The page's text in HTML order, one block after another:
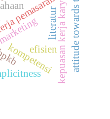
kompetensi
pemasarankepuasan kerja karyawan
efisien attitude towards the ads
literatur